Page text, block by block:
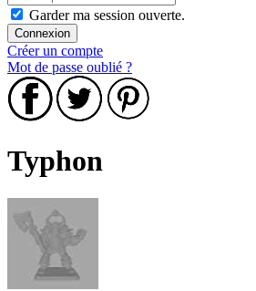
Garder ma session ouverte.
Créer un compte
Mot de passe oublié ?
Typhon